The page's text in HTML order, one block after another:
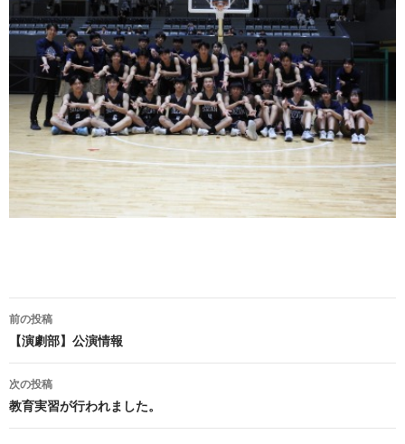
投
稿
ナ
前の投稿
【演劇部】公演情報
次の投稿
教育実習が行われました。